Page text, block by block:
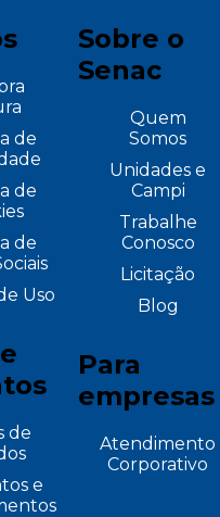
de
de
de
Uso
de
e
Sobre o
Senac
Quem
Somos
Unidades e
Campi
Trabalhe
Conosco
Licitação
Blog
Para
empresas
Atendimento
Corporativo